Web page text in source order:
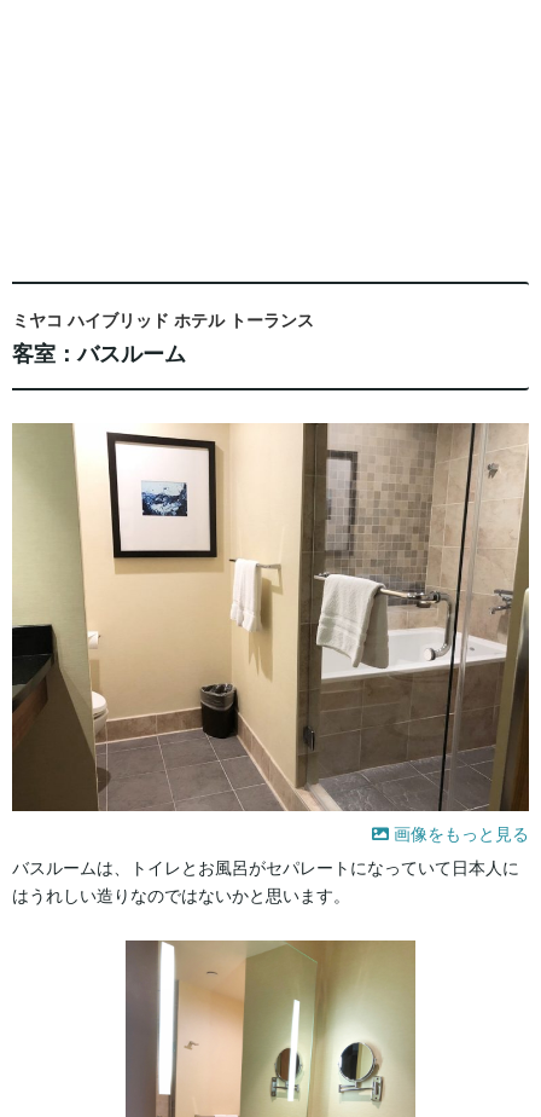
ミヤコ ハイブリッド ホテル トーランス
客室：バスルーム
画像をもっと見る
バスルームは、トイレとお風呂がセパレートになっていて日本人に
はうれしい造りなのではないかと思います。